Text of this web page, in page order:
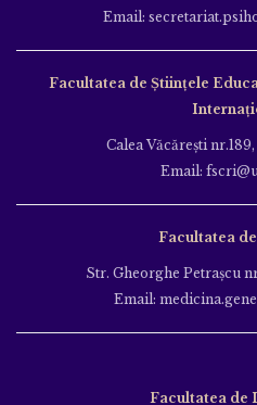
Email:
Facultatea de Ştiinţele
Calea Văcăreşti
Email:
Facultatea
Str. Gheorghe Petraşcu
Email:
Facultatea de